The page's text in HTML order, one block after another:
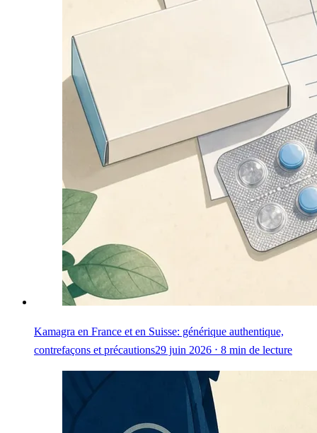
Kamagra en France et en Suisse: générique authentique,
contrefaçons et précautions29 juin 2026 ⋅ 8 min de lecture